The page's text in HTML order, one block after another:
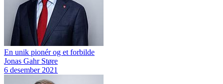
En unik pionér og et forbilde
Jonas Gahr Støre
6 desember 2021